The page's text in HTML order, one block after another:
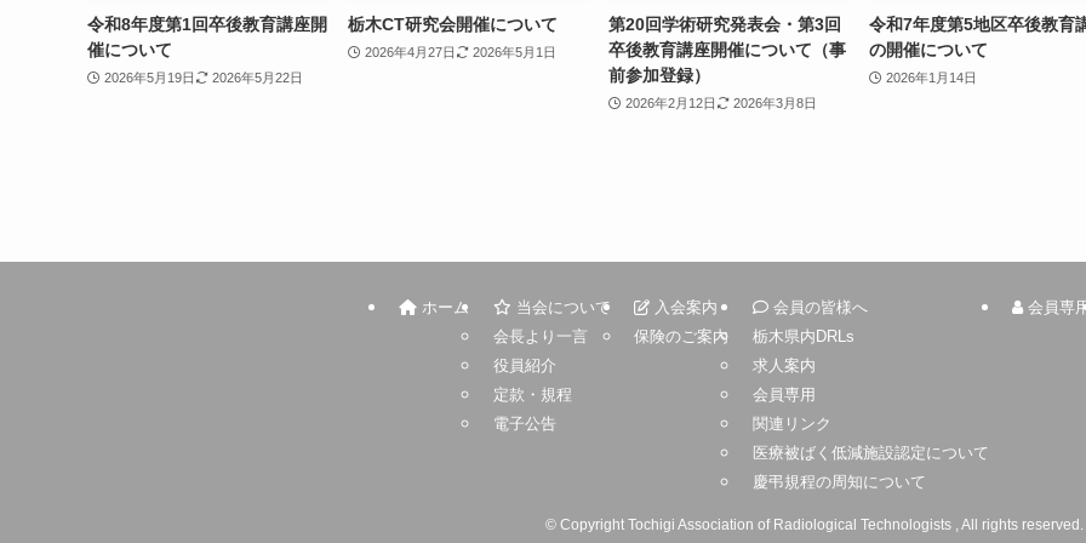
令和8年度第1回卒後教育講座開
催について
2026年5月19日 2026年5月22日
栃木CT研究会開催について
2026年4月27日 2026年5月1日
第20回学術研究発表会・第3回
卒後教育講座開催について（事
前参加登録）
2026年2月12日 2026年3月8日
令和7年度第5地区卒後教育
の開催について
2026年1月14日
ホーム
当会について
会長より一言
役員紹介
定款・規程
電子公告
入会案内
保険のご案内
会員の皆様へ
栃木県内DRLs
求人案内
会員専用
関連リンク
医療被ばく低減施設認定について
慶弔規程の周知について
会員専
© Copyright Tochigi Association of Radiological Technologists , All rights reserved.